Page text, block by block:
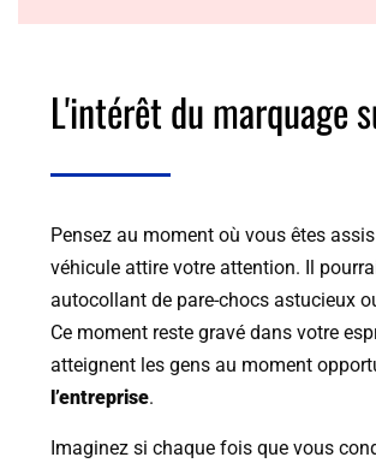
L'intérêt du marquage
Pensez au moment où vous êtes
véhicule attire votre attention. Il
autocollant de pare-chocs astucieux
Ce moment reste gravé dans votre
atteignent les gens au moment
l’entreprise.
Imaginez si chaque fois que vous